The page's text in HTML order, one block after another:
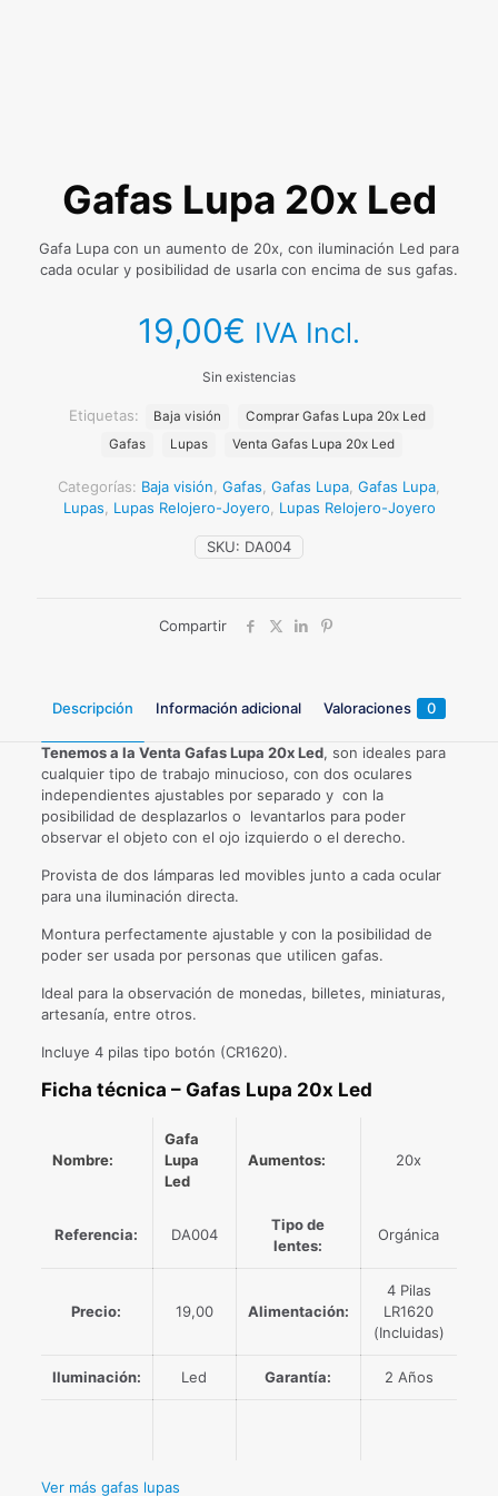
Gafas Lupa 20x Led
Gafa Lupa con un aumento de 20x, con iluminación Led para
cada ocular y posibilidad de usarla con encima de sus gafas.
19,00€ IVA Incl.
Sin existencias
SKU: DA004
Categorías: Baja visión Gafas Gafas Lupa Gafas Lupa
Lupas
Lupas Relojero-Joyero Lupas Relojero-Joyero
Etiquetas: Baja visión
Comprar Gafas Lupa 20x Led
Gafas
Lupas Venta Gafas Lupa 20x Led
Compartir
Descripción Información adicional Valoraciones 0
Tenemos a la Venta Gafas Lupa 20x Led, son ideales para
cualquier tipo de trabajo minucioso, con dos oculares
independientes ajustables por separado y con la
posibilidad de desplazarlos o levantarlos para poder
observar el objeto con el ojo izquierdo o el derecho.
Provista de dos lámparas led movibles junto a cada ocular
para una iluminación directa.
Montura perfectamente ajustable y con la posibilidad de
poder ser usada por personas que utilicen gafas.
Ideal para la observación de monedas, billetes, miniaturas,
artesanía, entre otros.
Incluye 4 pilas tipo botón (CR1620).
Ficha técnica – Gafas Lupa 20x Led
Nombre:
Gafa
Lupa
Led
Aumentos: 20x
Referencia: DA004
Tipo de
lentes:
Orgánica
Precio: 19,00 Alimentación:
4 Pilas
LR1620
(Incluidas)
Iluminación: Led Garantía: 2 Años
Ver más gafas lupas